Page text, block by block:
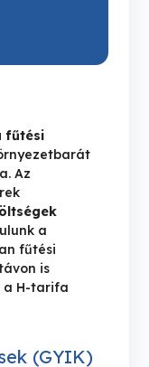
fűtési
Az
a
fűtési
is
a H-tarifa
(GYIK)